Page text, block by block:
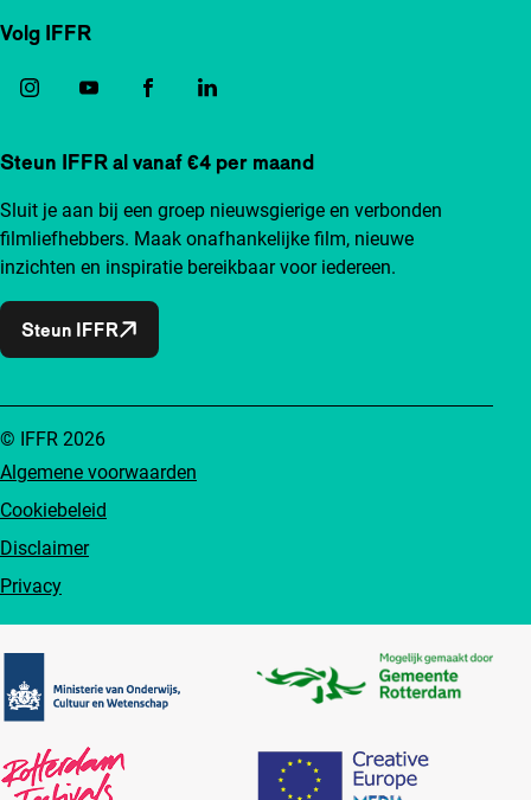
Volg IFFR
Steun IFFR al vanaf €4 per maand
Sluit je aan bij een groep nieuwsgierige en verbonden
filmliefhebbers. Maak onafhankelijke film, nieuwe
inzichten en inspiratie bereikbaar voor iedereen.
Steun IFFR
Algemene voorwaarden
Cookiebeleid
Disclaimer
Privacy
© IFFR 2026